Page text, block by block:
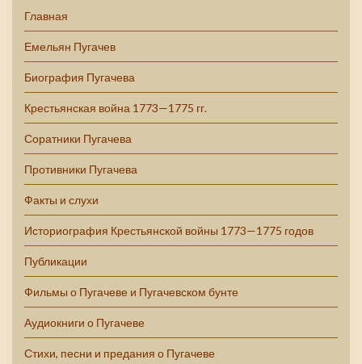
Главная
Емельян Пугачев
Биография Пугачева
Крестьянская война 1773—1775 гг.
Соратники Пугачева
Противники Пугачева
Факты и слухи
Историография Крестьянской войны 1773—1775 годов
Публикации
Фильмы о Пугачеве и Пугачевском бунте
Аудиокниги о Пугачеве
Стихи, песни и предания о Пугачеве